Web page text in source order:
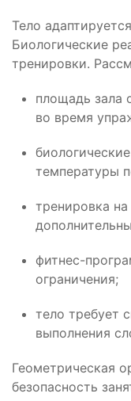
Тело
Биологические
тренировки.
площадь зала
во время
температуры
тренировка
фитнес-
ограничения;
тело требует
выполнения
Геометрическая
безопасность